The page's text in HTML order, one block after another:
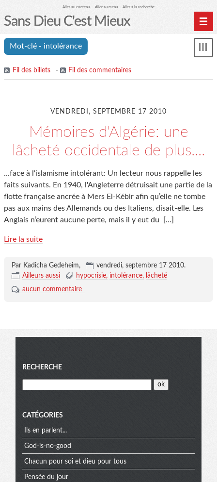
Aller au contenu Aller au menu Aller à la recherche
Sans Dieu C'est Mieux
Mot-clé - intolérance
Fil des billets - Fil des commentaires
VENDREDI, SEPTEMBRE 17 2010
Mémoires d'Algérie: une
lâcheté occidentale de plus....
...face à l'islamisme intolérant: Un lecteur nous rappelle les
faits suivants. En 1940, l'Angleterre détruisait une partie de la
flotte française ancrée à Mers El-Kébir afin qu’elle ne tombe
pas aux mains des Allemands ou des Italiens, disait-elle. Les
Anglais n’eurent aucune perte, mais il y eut du
[…]
Lire la suite
Par Kadicha Gedeheim, vendredi, septembre 17 2010.
Ailleurs aussi
hypocrisie intolérance
lâcheté
aucun commentaire
Menu
RECHERCHE
CATÉGORIES
Ils en parlent...
God-is-no-good
Chacun pour soi et dieu pour tous
Pensée du jour